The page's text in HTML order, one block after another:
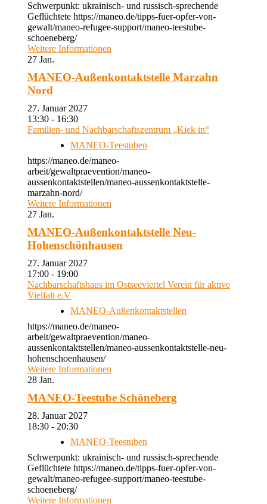
Schwerpunkt: ukrainisch- und russisch-sprechende
Geflüchtete https://maneo.de/tipps-fuer-opfer-von-
gewalt/maneo-refugee-support/maneo-teestube-
schoeneberg/
Weitere Informationen
27 Jan.
MANEO-Außenkontaktstelle Marzahn
Nord
27. Januar 2027
13:30 - 16:30
Familien- und Nachbarschaftszentrum „Kiek in“
MANEO-Teestuben
https://maneo.de/maneo-
arbeit/gewaltpraevention/maneo-
aussenkontaktstellen/maneo-aussenkontaktstelle-
marzahn-nord/
Weitere Informationen
27 Jan.
MANEO-Außenkontaktstelle Neu-
Hohenschönhausen
27. Januar 2027
17:00 - 19:00
Nachbarschaftshaus im Ostseeviertel Verein für aktive
Vielfalt e.V
MANEO-Außenkontaktstellen
https://maneo.de/maneo-
arbeit/gewaltpraevention/maneo-
aussenkontaktstellen/maneo-aussenkontaktstelle-neu-
hohenschoenhausen/
Weitere Informationen
28 Jan.
MANEO-Teestube Schöneberg
28. Januar 2027
18:30 - 20:30
MANEO-Teestuben
Schwerpunkt: ukrainisch- und russisch-sprechende
Geflüchtete https://maneo.de/tipps-fuer-opfer-von-
gewalt/maneo-refugee-support/maneo-teestube-
schoeneberg/
Weitere Informationen